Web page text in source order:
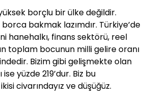
borçlu bir ülke değildir.
bakmak lazımdır. Türkiye’de
hanehalkı, finans sektörü, reel
toplam bocunun milli gelire oranı
Bizim gibi gelişmekte olan
yüzde 219’dur. Biz bu
civarındayız ve düşüğüz.